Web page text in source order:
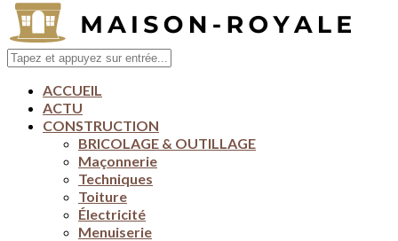
ACCUEIL
ACTU
CONSTRUCTION
BRICOLAGE & OUTILLAGE
Maçonnerie
Techniques
Toiture
Électricité
Menuiserie